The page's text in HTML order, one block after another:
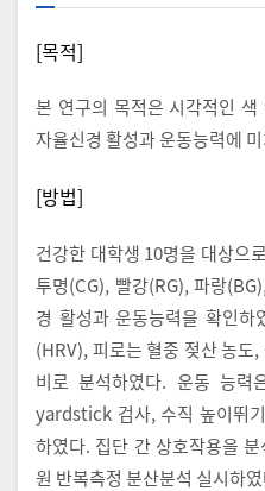
[목적]
본 연구의 목적은 시각적인
자율신경 활성과 운동능력에
[방법]
건강한 대학생 10명을 대상으
투명(CG), 빨강(RG), 파랑
경 활성과 운동능력을 확인하
(HRV), 피로는 혈중 젖산 농도
비로 분석하였다. 운동 능력
yardstick 검사, 수직 높이뛰
하였다. 집단 간 상호작용을
원 반복측정 분산분석 실시하